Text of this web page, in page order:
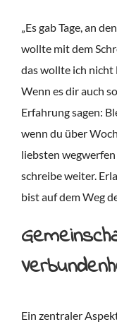
„Es gab Tage, an
wollte mit dem
das wollte ich nicht
Wenn es dir auch
Erfahrung sagen:
wenn du über
liebsten
schreibe weiter.
bist auf dem Weg
Ein zentraler